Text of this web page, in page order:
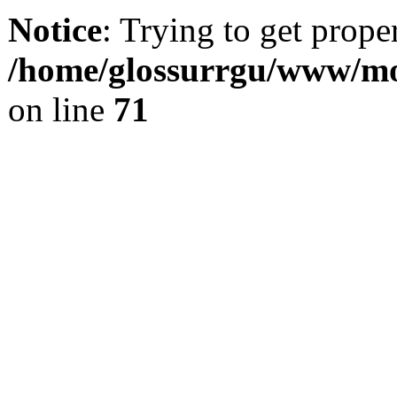
Notice: Trying to get
/home/glossurrgu/www/
on line 71